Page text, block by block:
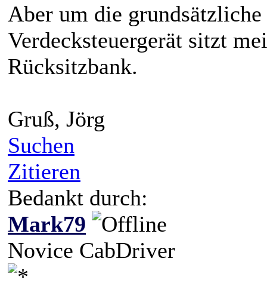
Aber um die
Verdecksteuergerät sitzt
Rücksitzbank.
Gruß, Jörg
Suchen
Zitieren
Bedankt durch:
Mark79
Novice CabDriver